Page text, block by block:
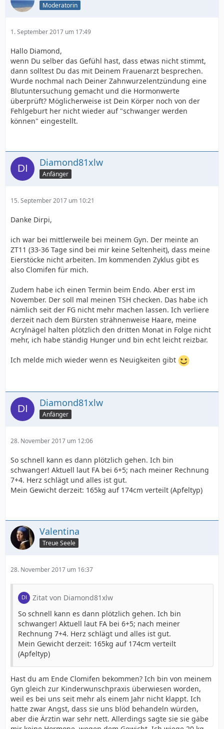
Moderatorin
1. September 2017 um 17:49
Hallo Diamond,
wenn Du selber das Gefühl hast, dass etwas nicht stimmt,
dann solltest Du das mit Deinem Frauenarzt besprechen.
Wurde nochmal nach Deiner Zahnwurzelentzündung eine
Blutuntersuchung gemacht und die Hormonwerte
überprüft? Möglicherweise ist Dein Körper noch von der
Fehlgeburt her nicht wieder auf "schwanger werden
können" eingestellt.
Diamond81xlw
Anfänger
15. September 2017 um 10:21
Danke Dirpi,
ich war bei mittlerweile bei meinem Gyn. Der meinte an
ZT11 (33-36 Tage sind bei mir keine Seltenheit), dass meine
Eierstöcke nicht arbeiten. Im kommenden Zyklus gibt es
also Clomifen für mich.
Zudem habe ich einen Termin beim Endo. Aber erst im
November. Der soll mal meinen TSH checken. Das habe ich
nämlich seit der FG nicht mehr machen lassen. Ich verliere
derzeit nach dem Bürsten strähnenweise Haare, meine
Acrylnägel halten plötzlich den dritten Monat in Folge nicht
mehr, ich habe ständig Hunger und bin echt leicht reizbar.
Ich melde mich wieder wenn es Neuigkeiten gibt
Diamond81xlw
Anfänger
28. November 2017 um 12:06
So schnell kann es dann plötzlich gehen. Ich bin
schwanger! Aktuell laut FA bei 6+5; nach meiner Rechnung
7+4. Herz schlägt und alles ist gut.
Mein Gewicht derzeit: 165kg auf 174cm verteilt (Apfeltyp)
Valentina
Treue Seele
28. November 2017 um 16:37
Zitat von Diamond81xlw
So schnell kann es dann plötzlich gehen. Ich bin
schwanger! Aktuell laut FA bei 6+5; nach meiner
Rechnung 7+4. Herz schlägt und alles ist gut.
Mein Gewicht derzeit: 165kg auf 174cm verteilt
(Apfeltyp)
Hast du am Ende Clomifen bekommen? Ich bin von meinem
Gyn gleich zur Kinderwunschpraxis überwiesen worden,
weil es bei uns seit mehr als einem Jahr nicht klappt. Ich
hatte zwar Angst, dass sie uns blöd behandeln würden,
aber die Ärztin war sehr nett. Allerdings sagte sie sie gäbe